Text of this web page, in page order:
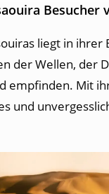
Besucher
liegt in
der Wellen, der
empfinden. Mit
und